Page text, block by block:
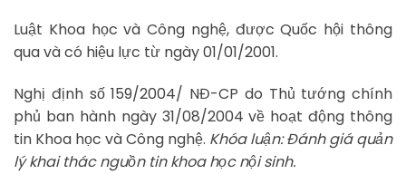
Luật Khoa học và Công nghệ, được Quốc hội thông
qua và có hiệu lực từ ngày 01/01/2001.
Nghị định số 159/2004/ NĐ-CP do Thủ tướng chính
phủ ban hành ngày 31/08/2004 về hoạt động thông
tin Khoa học và Công nghệ. Khóa luận: Đánh giá quản
lý khai thác nguồn tin khoa học nội sinh.